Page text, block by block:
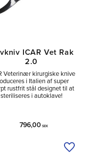
ICAR Vet Rak
2.0
Veterinær kirurgiske knive
i Italien af super
rustfrit stål designet til at
steriliseres i autoklave!
796,00 SEK